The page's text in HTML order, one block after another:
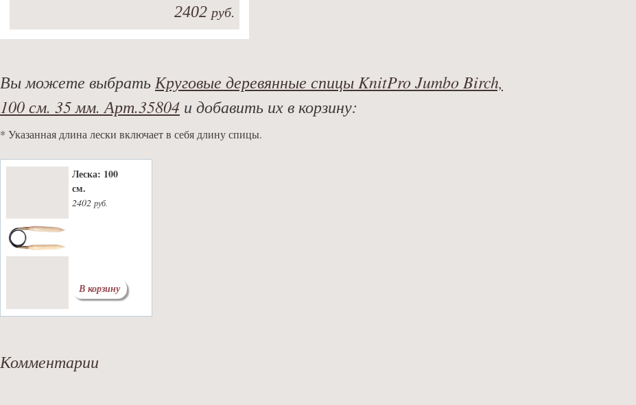
2402 руб.
Вы можете выбрать Круговые деревянные спицы KnitPro Jumbo Birch,
100 см. 35 мм. Арт.35804 и добавить их в корзину:
* Указанная длина лески включает в себя длину спицы.
Леска: 100
см.
2402руб.
В корзину
Комментарии